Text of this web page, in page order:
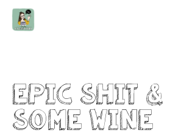
Epic shit &
some wine